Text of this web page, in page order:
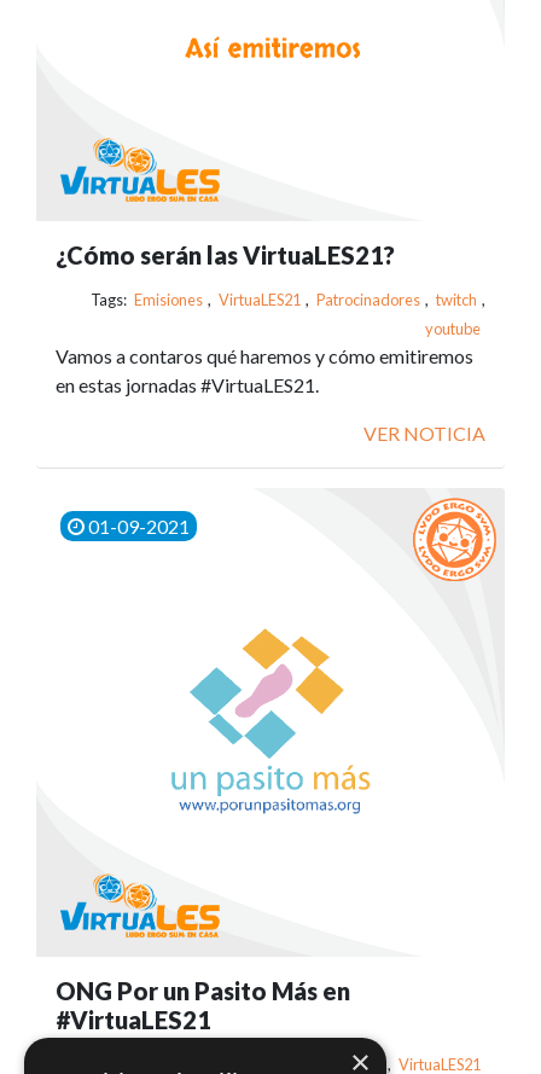
¿Cómo serán las VirtuaLES21?
Tags: Emisiones , VirtuaLES21 , Patrocinadores , twitch ,
youtube
Vamos a contaros qué haremos y cómo emitiremos
en estas jornadas #VirtuaLES21.
VER NOTICIA
01-09-2021
ONG Por un Pasito Más en
#VirtuaLES21
Solidarios , VirtuaLES21
×